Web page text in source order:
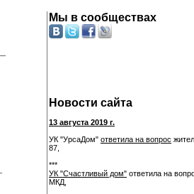
Мы в сообществах
Новости сайта
13 августа 2019 г.
УК "УрсаДом" ответила на вопрос
87,
***
УК "Счастливый дом" ответила на
МКД,